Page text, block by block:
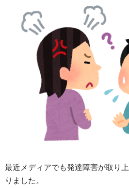
最近メディアでも発達障害が取り
りました。